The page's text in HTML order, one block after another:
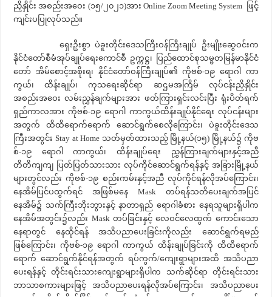
ညှိနှိုင်း အစည်းအဝေး (၁၅/၂၀၂၁)အား Online Zoom Meeting System ဖြင့်
ကျင်းပပြုလုပ်သည်။
ရှေးဦးစွာ ပဲခူးတိုင်းဒေသကြီးဝန်ကြီးချုပ် ဦးမျိုးဆွေဝင်းက
နိုင်ငံတော်စီမံအုပ်ချုပ်ရေးကောင်စီ ဥက္ကဋ္ဌ၊ ပြည်ထောင်စုသမ္မတမြန်မာနိုင်ငံ
တော် အိမ်စောင့်အစိုးရ၊ နိုင်ငံတော်ဝန်ကြီးချုပ်၏ ကိုဗစ်-၁၉ ရောဂါ ကာ
ကွယ်၊ ထိန်းချုပ်၊ ကုသရေးဆိုင်ရာ ဆဌမအကြိမ် လုပ်ငန်းညှိနှိုင်း
အစည်းအဝေး လမ်းညွှန်ချက်များအား ဖတ်ကြားရှင်းလင်းပြီး ရုံးပိတ်ရက်
ရှည်ကာလအား ကိုဗစ်-၁၉ ရောဂါ ကာကွယ်ထိန်းချုပ်နိုင်ရေး လုပ်ငန်းများ
အတွက် ထိထိရောက်ရောက် ဆောင်ရွက်စေလိုကြောင်း၊ ပဲခူးတိုင်းဒေသ
ကြီးအတွင်း Stay at Home သတ်မှတ်ထားသည့် မြို့နယ်(၁၅) မြို့နယ်၌ ကိုဗ
စ်-၁၉ ရောဂါ ကာကွယ်၊ ထိန်းချုပ်ရေး ညွှန်ကြားချက်များနှင့်အညီ
တိတိကျကျ ပြတ်ပြတ်သားသား လုပ်ကိုင်ဆောင်ရွက်ရန်နှင့် အခြားမြို့နယ်
များတွင်လည်း ကိုဗစ်-၁၉ စည်းကမ်းနှင့်အညီ လုပ်ကိုင်ရန်လိုအပ်ကြောင်း၊
နေအိမ်ပြင်ပထွက်ရင် အဖြစ်မနေ Mask တပ်ရန်သတိပေးချက်အပြင်
နေအိမ်၌ သက်ကြီးဘိုးဘွားနှင့် နာတာရှည် ရောဂါခံစား နေရသူများရှိပါက
နေအိမ်အတွင်း၌လည်း Mask တပ်ခြင်းနှင့် လေဝင်လေထွက် ကောင်းသော
နေရာတွင် နေထိုင်ရန် အသိပညာပေးခြင်းကိုလည်း ဆောင်ရွက်ရမည်
ဖြစ်ကြောင်း၊ ကိုဗစ်-၁၉ ရောဂါ ကာကွယ် ထိန်းချုပ်ခြင်းကို ထိထိရောက်
ရောက် ဆောင်ရွက်နိုင်ရန်အတွက် ရပ်ကွက်/ကျေးရွာများအထိ အသိပညာ
ပေးရန်နှင့် တိုင်းရင်းသားကျေးရွာများရှိပါက သက်ဆိုင်ရာ တိုင်းရင်းသား
ဘာသာစကားများဖြင့် အသိပညာပေးရန်လိုအပ်ကြောင်း၊ အသိပညာပေး